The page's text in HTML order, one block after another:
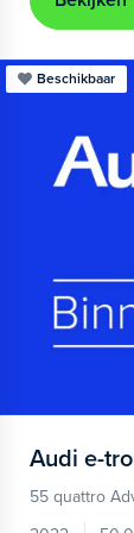
Beschikbaar
Audi e-
55 quattro